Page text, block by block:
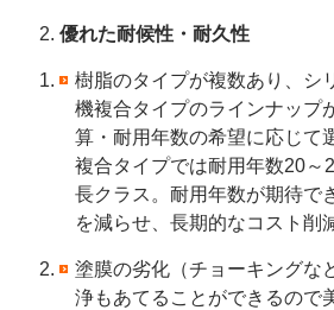
優れた耐候性・耐久性
樹脂のタイプが複数あり、シ
機複合タイプのラインナップ
算・耐用年数の希望に応じて
複合タイプでは耐用年数20～
長クラス。 耐用年数が期待で
を減らせ、長期的なコスト削
塗膜の劣化（チョーキングな
浄もあてることができるので